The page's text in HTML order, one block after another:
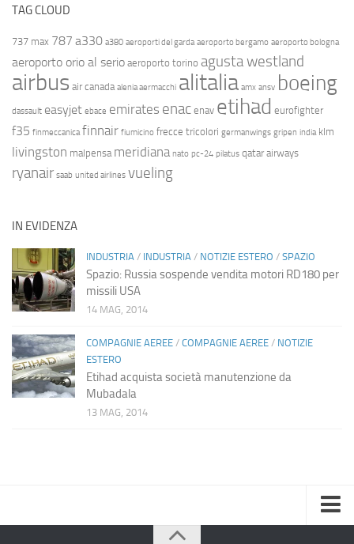
TAG CLOUD
737 max 787 a330 a380 aeroporti del garda aeroporto bergamo aeroporto bologna
aeroporto orio al serio aeroporto torino agusta westland
airbus air canada alenia aermacchi alitalia amx ansv boeing
dassault easyjet ebace emirates enac enav etihad eurofighter
f35 finmeccanica finnair fiumicino frecce tricolori germanwings gripen india klm
livingston malpensa meridiana nato pc-24 pilatus qatar airways
ryanair saab united airlines vueling
IN EVIDENZA
INDUSTRIA / INDUSTRIA / NOTIZIE ESTERO / SPAZIO
Spazio: Russia sospende vendita motori RD180 per
missili USA
14 MAG, 2014
COMPAGNIE AEREE / COMPAGNIE AEREE / NOTIZIE
ESTERO
Etihad acquista società manutenzione da
Mubadala
13 MAG, 2014